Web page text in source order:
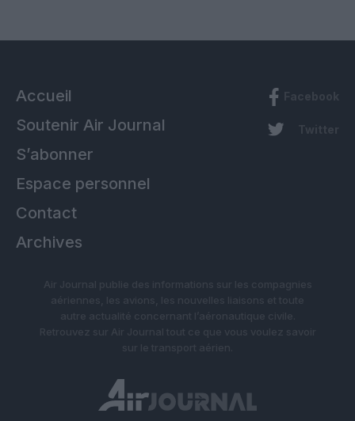
Accueil
Soutenir Air Journal
S’abonner
Espace personnel
Contact
Archives